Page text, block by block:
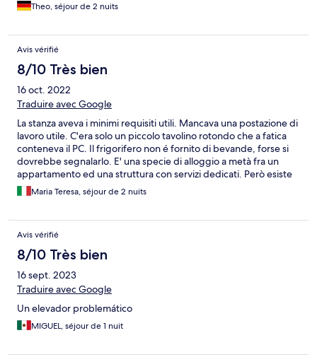
Theo, séjour de 2 nuits
Avis vérifié
8/10 Très bien
16 oct. 2022
Traduire avec Google
La stanza aveva i minimi requisiti utili. Mancava una postazione di
lavoro utile. C'era solo un piccolo tavolino rotondo che a fatica
conteneva il PC. Il frigorifero non é fornito di bevande, forse si
dovrebbe segnalarlo. E' una specie di alloggio a metà fra un
appartamento ed una struttura con servizi dedicati. Però esiste
una reception o almeno persone sempre contattabili. E questo é
sicuramente un pregio.
Maria Teresa, séjour de 2 nuits
Avis vérifié
8/10 Très bien
16 sept. 2023
Traduire avec Google
Un elevador problemático
MIGUEL, séjour de 1 nuit